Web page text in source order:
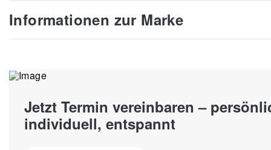
Informationen zur Marke
Jetzt Termin vereinbaren –
individuell, entspannt